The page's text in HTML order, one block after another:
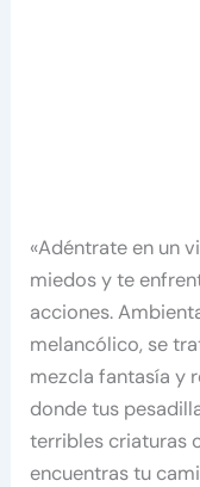
«Adéntrate en un
miedos y te
acciones.
melancólico, se
mezcla fantasía y
donde tus
terribles criaturas
encuentras tu